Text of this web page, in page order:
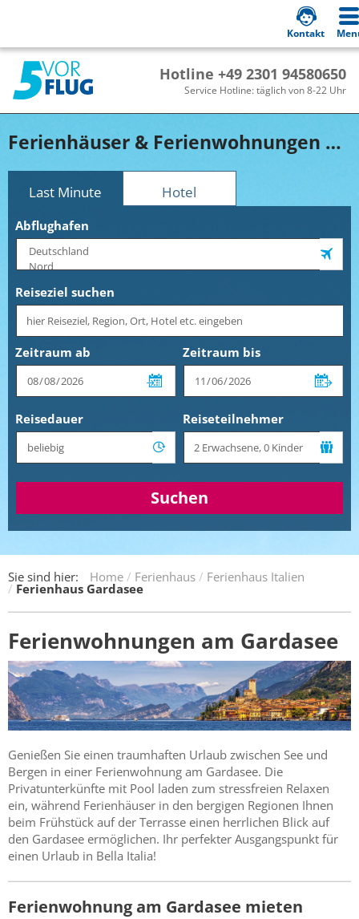
Hotline +49 2301 94580650
Service Hotline: täglich von 8-22 Uhr
Kontakt
Ferienhäuser & Ferienwohnungen Gardasee online buchen!
Last Minute Hotel
Abflughafen
Reiseziel suchen
Zeitraum ab Zeitraum bis
Reisedauer Reiseteilnehmer
Suchen
Sie sind hier: Home Ferienhaus Ferienhaus Italien
Ferienhaus Gardasee
Ferienwohnungen am Gardasee
Genießen Sie einen traumhaften Urlaub zwischen See und
Bergen in einer Ferienwohnung am Gardasee. Die
Privatunterkünfte mit Pool laden zum stressfreien Relaxen
ein, während Ferienhäuser in den bergigen Regionen Ihnen
beim Frühstück auf der Terrasse einen herrlichen Blick auf
den Gardasee ermöglichen. Ihr perfekter Ausgangspunkt für
einen Urlaub in Bella Italia!
Ferienwohnung am Gardasee mieten